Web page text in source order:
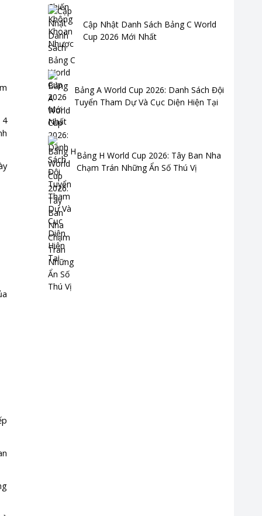
4
Cập Nhật Danh Sách Bảng C World
Cup 2026 Mới Nhất
Bảng A World Cup 2026: Danh Sách Đội
Tuyển Tham Dự Và Cục Diện Hiện Tại
Bảng H World Cup 2026: Tây Ban Nha
Chạm Trán Những Ẩn Số Thú Vị